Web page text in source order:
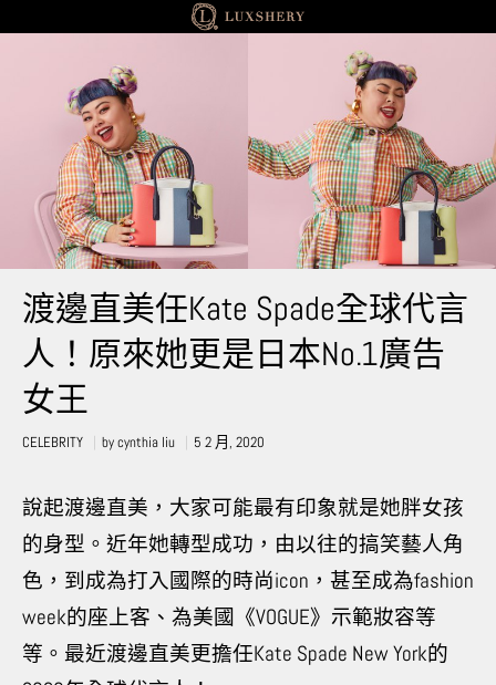
CELEBRITY
渡邊直美任Kate Spade全球代言
人！原來她更是日本No.1廣告
女王
CELEBRITY bycynthia liu 5 2 月, 2020
說起渡邊直美，大家可能最有印象就是她胖女孩
的身型。近年她轉型成功，由以往的搞笑藝人角
色，到成為打入國際的時尚icon，甚至成為fashion
week的座上客、為美國《VOGUE》示範妝容等
等。最近渡邊直美更擔任Kate Spade New York的